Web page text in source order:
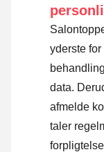
yderste
data.
afmelde
taler